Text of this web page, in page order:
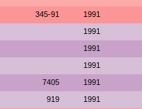
345-91 1991
1991
1991
1991
7405 1991
919 1991